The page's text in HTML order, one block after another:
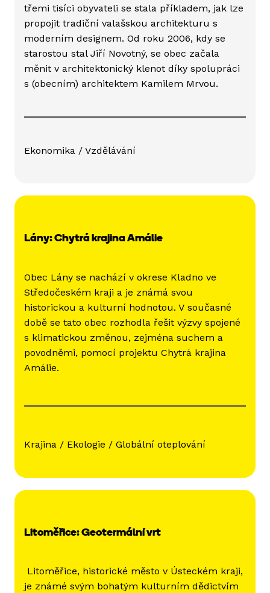
třemi tisíci obyvateli se stala příkladem, jak lze
propojit tradiční valašskou architekturu s
moderním designem. Od roku 2006, kdy se
starostou stal Jiří Novotný, se obec začala
měnit v architektonický klenot díky spolupráci
s (obecním) architektem Kamilem Mrvou.
Ekonomika / Vzdělávání
Lány: Chytrá krajina Amálie
Obec Lány se nachází v okrese Kladno ve
Středočeském kraji a je známá svou
historickou a kulturní hodnotou. V současné
době se tato obec rozhodla řešit výzvy spojené
s klimatickou změnou, zejména suchem a
povodněmi, pomocí projektu Chytrá krajina
Amálie.
Krajina / Ekologie / Globální oteplování
Litoměřice: Geotermální vrt
Litoměřice, historické město v Ústeckém kraji,
je známé svým bohatým kulturním dědictvím